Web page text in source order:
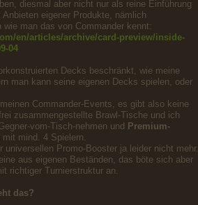
diesmal aber nicht nur als reine Einführung
eigener Produkte, nämlich
man das von Commander kennt:
en/articles/archive/card-preview/inside-
04
Decks beschränkt, wie meine
man kann seine eigenen Decks spielen, oder
Commander-Events, es gibt also keine
zusammengestellte Brawl-Tische und ich
vom-Tisch-nehmen und Premium-
mind. 4 Spielern.
Promo-Booster ja leider nicht mehr.
aus eigenen Beständen, das böte sich aber
richtiger Turnierstruktur an.
das?